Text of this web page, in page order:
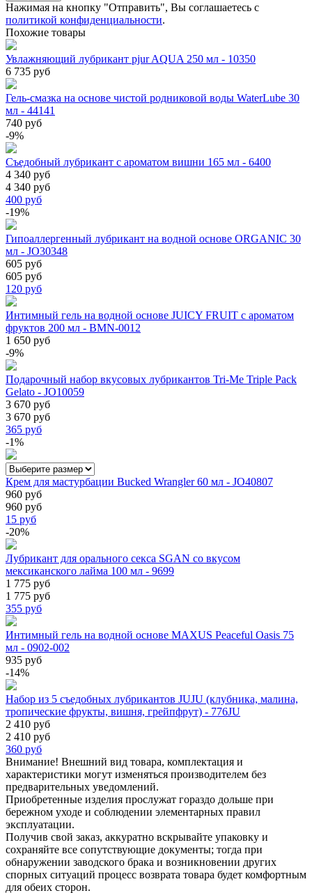
Нажимая на кнопку "Отправить", Вы соглашаетесь с
политикой конфиденциальности.
Похожие товары
Увлажняющий лубрикант pjur AQUA 250 мл - 10350
6 735 руб
Гель-смазка на основе чистой родниковой воды WaterLube 30
мл - 44141
740 руб
-9%
Съедобный лубрикант с ароматом вишни 165 мл - 6400
4 340 руб
4 340 руб
400 руб
-19%
Гипоаллергенный лубрикант на водной основе ORGANIC 30
мл - JO30348
605 руб
605 руб
120 руб
Интимный гель на водной основе JUICY FRUIT с ароматом
фруктов 200 мл - BMN-0012
1 650 руб
-9%
Подарочный набор вкусовых лубрикантов Tri-Me Triple Pack
Gelato - JO10059
3 670 руб
3 670 руб
365 руб
-1%
Крем для мастурбации Bucked Wrangler 60 мл - JO40807
960 руб
960 руб
15 руб
-20%
Лубрикант для орального секса SGAN со вкусом
мексиканского лайма 100 мл - 9699
1 775 руб
1 775 руб
355 руб
Интимный гель на водной основе MAXUS Peaceful Oasis 75
мл - 0902-002
935 руб
-14%
Набор из 5 съедобных лубрикантов JUJU (клубника, малина,
тропические фрукты, вишня, грейпфрут) - 776JU
2 410 руб
2 410 руб
360 руб
Внимание! Внешний вид товара, комплектация и
характеристики могут изменяться производителем без
предварительных уведомлений.
Приобретенные изделия прослужат гораздо дольше при
бережном уходе и соблюдении элементарных правил
эксплуатации.
Получив свой заказ, аккуратно вскрывайте упаковку и
сохраняйте все сопутствующие документы; тогда при
обнаружении заводского брака и возникновении других
спорных ситуаций процесс возврата товара будет комфортным
для обеих сторон.